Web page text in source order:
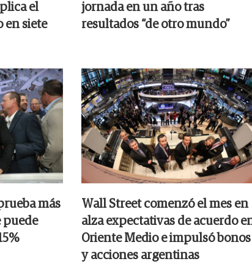
el
en siete
jornada en un año tras
resultados “de otro mundo”
más
puede
Wall Street comenzó el mes en
alza expectativas de acuerdo
Oriente Medio e impulsó bonos
y acciones argentinas